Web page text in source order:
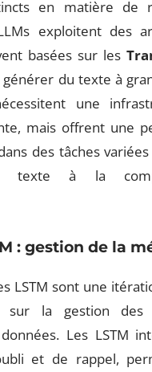
en matière de
exploitent des
basées sur les
du texte à
une
mais offrent une
des tâches
texte à la
: gestion de la
LSTM sont une
sur la gestion des
Les LSTM
et de rappel,